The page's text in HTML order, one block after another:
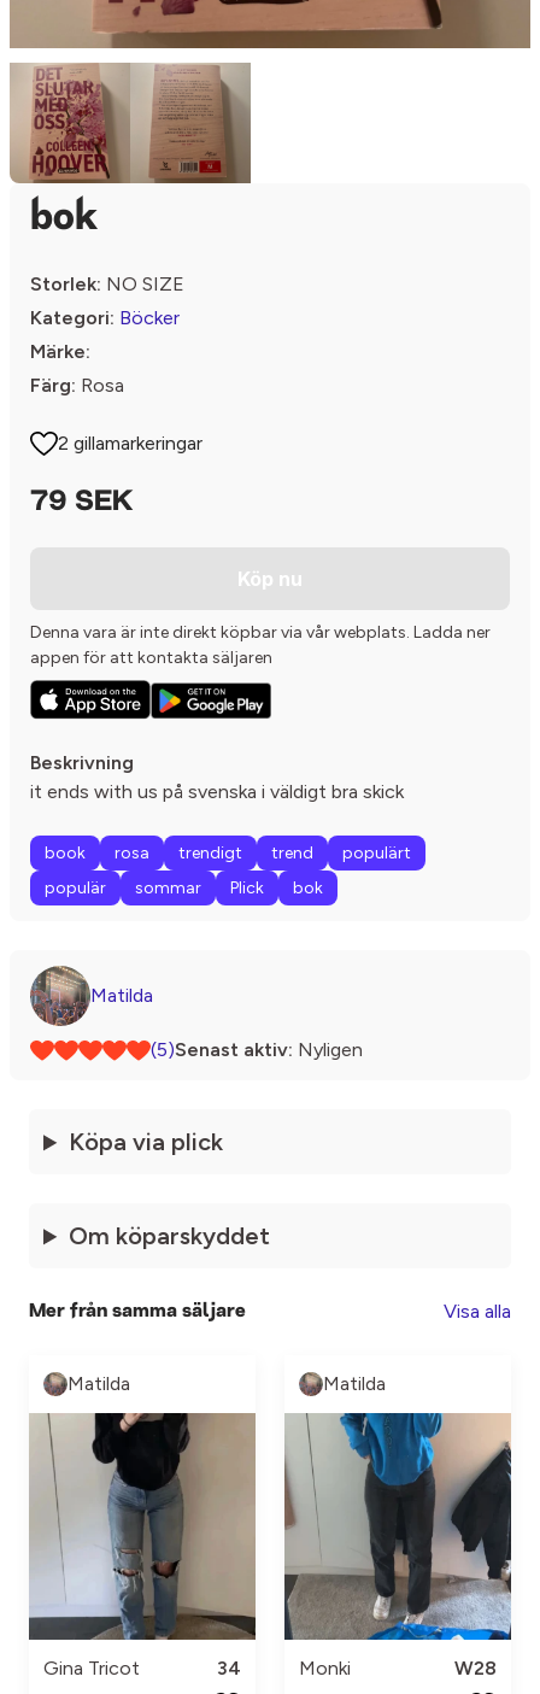
bok
Storlek: NO SIZE
Kategori: Böcker
Märke:
Färg: Rosa
2 gillamarkeringar
79 SEK
Köp nu
Denna vara är inte direkt köpbar via vår webplats. Ladda ner
appen för att kontakta säljaren
Beskrivning
it ends with us på svenska i väldigt bra skick
book rosa trendigt trend
populärt
populär
sommar Plick bok
Matilda
(5)Senast aktiv: Nyligen
Köpa via plick
Om köparskyddet
Mer från samma säljare Visa alla
Matilda
Gina Tricot
34
Matilda
Monki
W28